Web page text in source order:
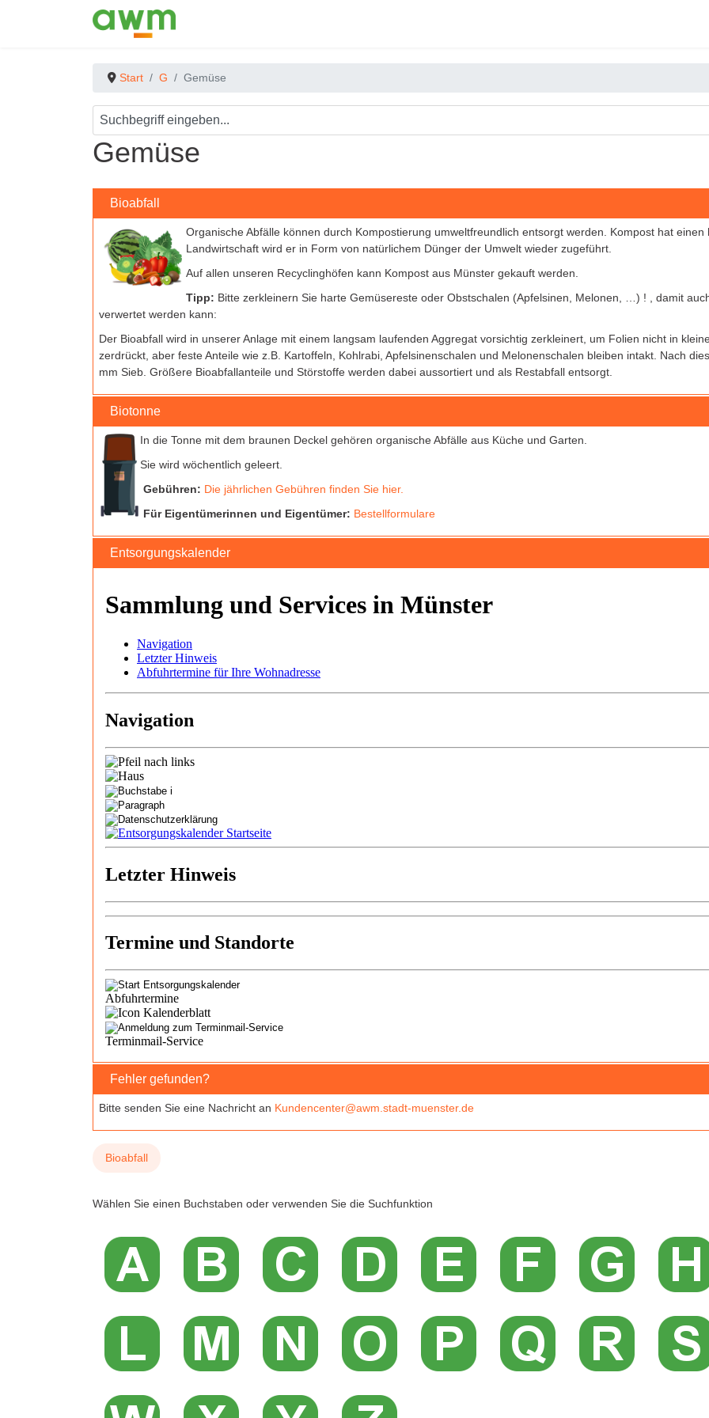
Start G Gemüse
Gemüse
Bioabfall
Organische Abfälle können durch Kompostierung umweltfreundlich entsorgt werden. Kompost hat
Landwirtschaft wird er in Form von natürlichem Dünger der Umwelt wieder zugeführt.
Auf allen unseren Recyclinghöfen kann Kompost aus Münster gekauft werden.
Tipp: Bitte zerkleinern Sie harte Gemüsereste oder Obstschalen (Apfelsinen, Melonen, …) ! , damit
verwertet werden kann:
Der Bioabfall wird in unserer Anlage mit einem langsam laufenden Aggregat vorsichtig zerkleinert, um Folien nicht in
zerdrückt, aber feste Anteile wie z.B. Kartoffeln, Kohlrabi, Apfelsinenschalen und Melonenschalen bleiben intakt. Nach
mm Sieb. Größere Bioabfallanteile und Störstoffe werden dabei aussortiert und als Restabfall entsorgt.
Biotonne
In die Tonne mit dem braunen Deckel gehören organische Abfälle aus Küche und Garten.
Sie wird wöchentlich geleert.
Gebühren: Die jährlichen Gebühren finden Sie hier.
Für Eigentümerinnen und Eigentümer: Bestellformulare
Entsorgungskalender
Fehler gefunden?
Bitte senden Sie eine Nachricht an Kundencenter@awm.stadt-muenster.de
Bioabfall
Wählen Sie einen Buchstaben oder verwenden Sie die Suchfunktion